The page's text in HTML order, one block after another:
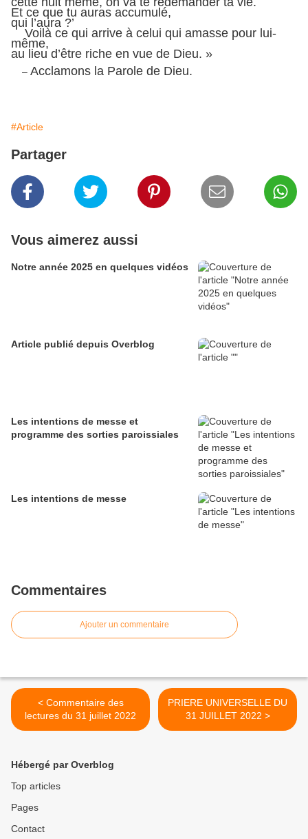
Et ce que tu auras accumulé,
qui l’aura ?’
Voilà ce qui arrive à celui qui amasse pour lui-
même,
au lieu d’être riche en vue de Dieu. »
– Acclamons la Parole de Dieu.
#Article
Partager
Vous aimerez aussi
Notre année 2025 en quelques vidéos
Article publié depuis Overblog
Les intentions de messe et
programme des sorties paroissiales
Les intentions de messe
Commentaires
Ajouter un commentaire
< Commentaire des
lectures du 31 juillet 2022
PRIERE UNIVERSELLE DU
31 JUILLET 2022 >
Hébergé par Overblog
Top articles
Pages
Contact